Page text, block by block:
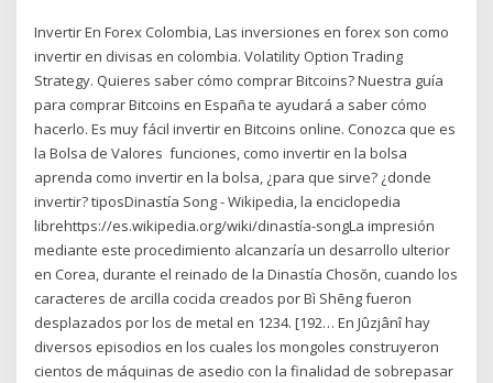
Invertir En Forex Colombia, Las inversiones en forex son como
invertir en divisas en colombia. Volatility Option Trading
Strategy. Quieres saber cómo comprar Bitcoins? Nuestra guía
para comprar Bitcoins en España te ayudará a saber cómo
hacerlo. Es muy fácil invertir en Bitcoins online. Conozca que es
la Bolsa de Valores ️ funciones, como invertir en la bolsa ️
aprenda como invertir en la bolsa, ¿para que sirve? ¿donde
invertir? tiposDinastía Song - Wikipedia, la enciclopedia
librehttps://es.wikipedia.org/wiki/dinastía-songLa impresión
mediante este procedimiento alcanzaría un desarrollo ulterior
en Corea, durante el reinado de la Dinastía Chosŏn, cuando los
caracteres de arcilla cocida creados por Bì Shēng fueron
desplazados por los de metal en 1234. [192… En Jûzjânî hay
diversos episodios en los cuales los mongoles construyeron
cientos de máquinas de asedio con la finalidad de sobrepasar